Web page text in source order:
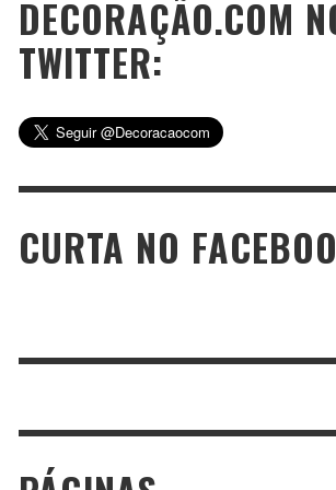
DECORAÇÃO.COM
TWITTER:
CURTA NO